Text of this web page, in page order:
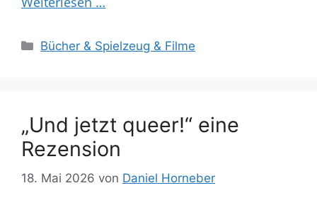
Kategorien
Bücher & Spielzeug & Filme
„Und jetzt queer!“ eine
Rezension
18. Mai 2026 von Daniel Horneber